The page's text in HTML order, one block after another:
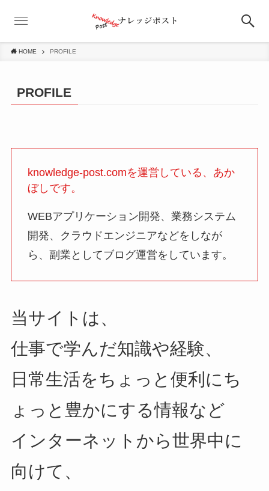
HOME PROFILE
PROFILE
knowledge-post.comを運営している、あか
ぼしです。
WEBアプリケーション開発、業務システム
開発、クラウドエンジニアなどをしなが
ら、副業としてブログ運営をしています。
当サイトは、
仕事で学んだ知識や経験、
日常生活をちょっと便利にち
ょっと豊かにする情報など
インターネットから世界中に
向けて、